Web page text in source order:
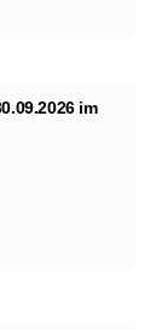
im